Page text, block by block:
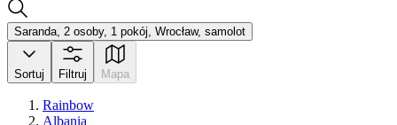
Saranda, 2 osoby, 1 pokój, Wrocław, samolot
Sortuj Filtruj Mapa
Rainbow
Albania